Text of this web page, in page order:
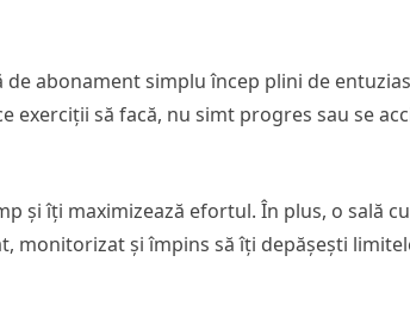
abonament simplu încep plini de
exerciții să facă, nu simt progres sau se
și îți maximizează efortul. În plus, o sală
monitorizat și împins să îți depășești